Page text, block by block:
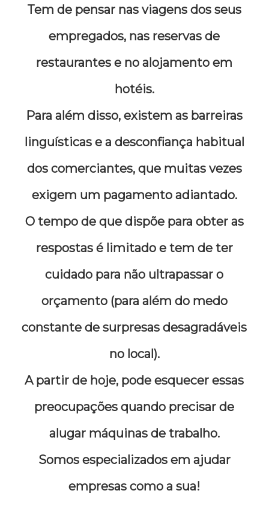
Tem de pensar nas viagens dos seus
empregados, nas reservas de
restaurantes e no alojamento em
hotéis.
Para além disso, existem as barreiras
linguísticas e a desconfiança habitual
dos comerciantes, que muitas vezes
exigem um pagamento adiantado.
O tempo de que dispõe para obter as
respostas é limitado e tem de ter
cuidado para não ultrapassar o
orçamento (para além do medo
constante de surpresas desagradáveis
no local).
A partir de hoje, pode esquecer essas
preocupações quando precisar de
alugar máquinas de trabalho.
Somos especializados em ajudar
empresas como a sua!